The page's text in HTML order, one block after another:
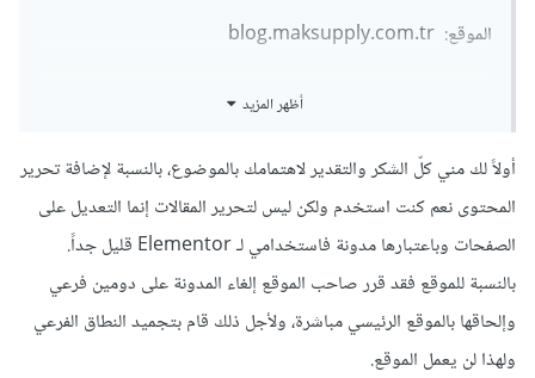
الموقع: blog.maksupply.com.tr
http://www.maksupply.com.tr
ايضاً وجدت أن الموقع يدعم تعدد اللغات, فهل أنت قمت بتفعيل
خاصية تعدد المواقع Multisite Network ؟
وماهي الإضافة المستخدمة لذلك ؟ هل
تستخدم MultilingualPress؟
أظهر المزيد
أولاً لك مني كلّ الشكر والتقدير لاهتمامك بالموضوع، بالنسبة لإضافة تحرير
المحتوى نعم كنت استخدم ولكن ليس لتحرير المقالات إنما التعديل على
الصفحات وباعتبارها مدونة فاستخدامي لـ Elementor قليل جداً.
بالنسبة للموقع فقد قرر صاحب الموقع إلغاء المدونة على دومين فرعي
وإلحاقها بالموقع الرئيسي مباشرة، ولأجل ذلك قام بتجميد النطاق الفرعي
ولهذا لن يعمل الموقع.